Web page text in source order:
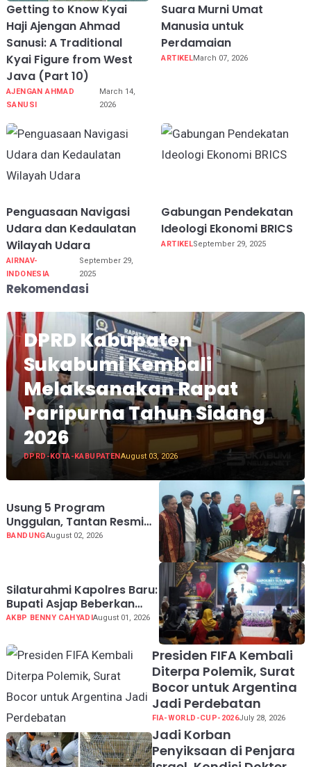
Getting to Know Kyai
Haji Ajengan Ahmad
Sanusi: A Traditional
Kyai Figure from West
Java (Part 10)
AJENGAN AHMAD
SANUSI
March 14,
2026
Suara Murni Umat
Manusia untuk
Perdamaian
ARTIKELMarch 07, 2026
Penguasaan Navigasi
Udara dan Kedaulatan
Wilayah Udara
AIRNAV-
INDONESIA
September 29,
2025
Gabungan Pendekatan
Ideologi Ekonomi BRICS
ARTIKELSeptember 29, 2025
Rekomendasi
DPRD Kabupaten
Sukabumi Kembali
Melaksanakan Rapat
Paripurna Tahun Sidang
2026
DPRD-KOTA-KABUPATENAugust 03, 2026
Usung 5 Program
Unggulan, Tantan Resmi
Mendaftar Calon Ketua
BANDUNGAugust 02, 2026
Silaturahmi Kapolres Baru:
Bupati Asjap Beberkan
Kondisi Geografis dan
Sukabumi
AKBP BENNY CAHYADIAugust 01, 2026
Presiden FIFA Kembali
Diterpa Polemik, Surat
Bocor untuk Argentina
Jadi Perdebatan
FIA-WORLD-CUP-2026July 28, 2026
Jadi Korban
Penyiksaan di Penjara